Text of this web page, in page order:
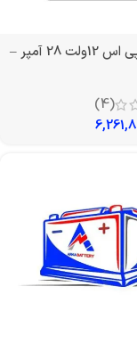
باتری یو پی اس 12ولت 28 آمپر –
(4)